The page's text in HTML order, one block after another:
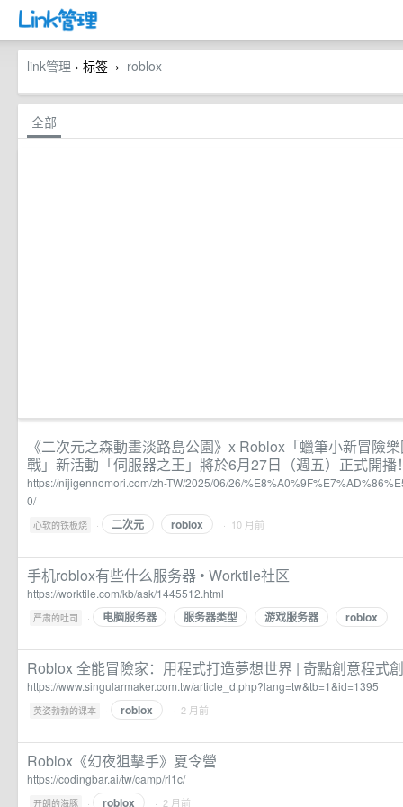
link管理 › 标签 › roblox
全部
《二次元之森動畫淡路島公園》x Roblox「蠟筆小新冒險
戰」新活動「伺服器之王」將於6月27日（週五）正式開播
https://nijigennomori.com/zh-TW/2025/06/26/
0/
心软的铁板烧 · 二次元 roblox · 10 月前
手机roblox有些什么服务器 • Worktile社区
https://worktile.com/kb/ask/1445512.html
严肃的吐司 · 电脑服务器 服务器类型 游戏服务器 roblox
Roblox 全能冒險家：用程式打造夢想世界 | 奇點創意程式
https://www.singularmaker.com.tw/article_d.php?lang=tw&tb=1&id=1395
英姿勃勃的课本 · roblox · 2 月前
Roblox《幻夜狙擊手》夏令營
https://codingbar.ai/tw/camp/rl1c/
开朗的海豚 · roblox · 2 月前